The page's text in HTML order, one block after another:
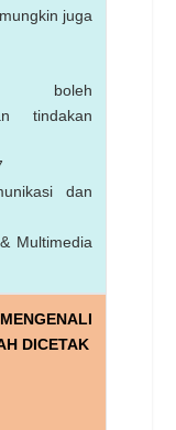
juga
boleh
tindakan
dan
Multimedia
DICETAK